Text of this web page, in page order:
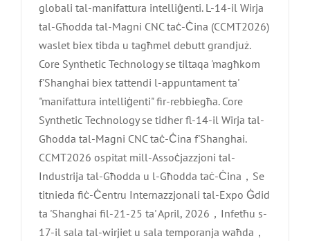
globali tal-manifattura intelliġenti. L-14-il Wirja
tal-Għodda tal-Magni CNC taċ-Ċina (CCMT2026)
waslet biex tibda u tagħmel debutt grandjuż.
Core Synthetic Technology se tiltaqa 'magħkom
f'Shanghai biex tattendi l-appuntament ta'
"manifattura intelliġenti" fir-rebbiegħa. Core
Synthetic Technology se tidher fl-14-il Wirja tal-
Għodda tal-Magni CNC taċ-Ċina f'Shanghai.
CCMT2026 ospitat mill-Assoċjazzjoni tal-
Industrija tal-Għodda u l-Għodda taċ-Ċina，Se
titnieda fiċ-Ċentru Internazzjonali tal-Expo Ġdid
ta 'Shanghai fil-21-25 ta' April, 2026，Infetħu s-
17-il sala tal-wirjiet u sala temporanja waħda，